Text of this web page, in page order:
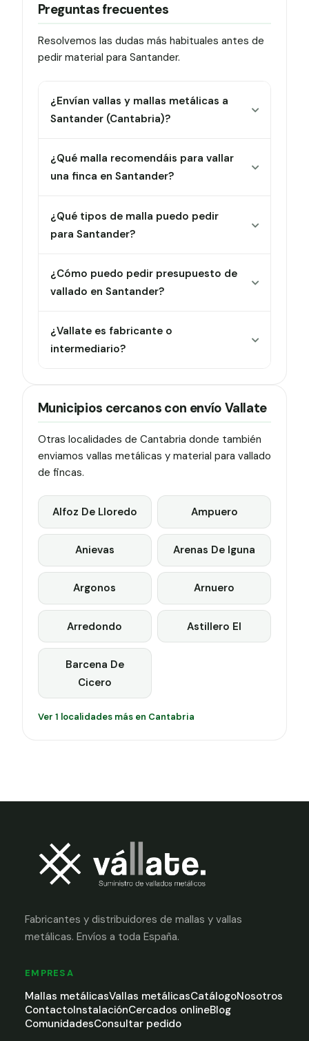
Preguntas frecuentes
Resolvemos las dudas más habituales antes de
pedir material para Santander.
¿Envían vallas y mallas metálicas a
Santander (Cantabria)?
¿Qué malla recomendáis para vallar
una finca en Santander?
¿Qué tipos de malla puedo pedir
para Santander?
¿Cómo puedo pedir presupuesto de
vallado en Santander?
¿Vallate es fabricante o
intermediario?
Municipios cercanos con envío Vallate
Otras localidades de Cantabria donde también
enviamos vallas metálicas y material para vallado
de fincas.
Alfoz De Lloredo Ampuero
Anievas Arenas De Iguna
Argonos Arnuero
Arredondo Astillero El
Barcena De
Cicero
Ver 1 localidades más en Cantabria
Fabricantes y distribuidores de mallas y vallas
metálicas. Envíos a toda España.
EMPRESA
Mallas metálicasVallas metálicasCatálogoNosotros
ContactoInstalaciónCercados onlineBlog
ComunidadesConsultar pedido